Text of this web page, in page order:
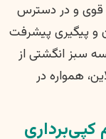
قوی و در دسترس
و پیگیری پیشرفت
سبز انگشتی از
همواره در